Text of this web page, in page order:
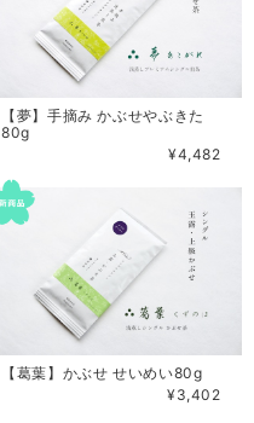
【夢】手摘み かぶせやぶきた
80g
¥4,482
【葛葉】かぶせ せいめい80g
¥3,402